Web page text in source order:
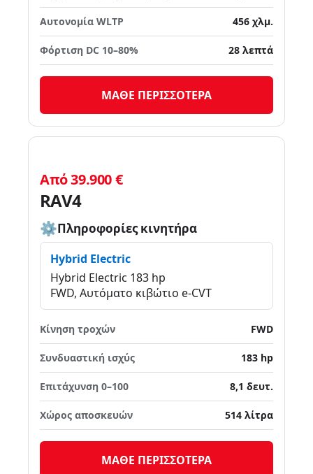
Αυτονομία WLTP 456 χλμ.
Φόρτιση DC 10–80% 28 λεπτά
ΜΑΘΕ ΠΕΡΙΣΣΟΤΕΡΑ
Από 39.900 €
RAV4
Πληροφορίες κινητήρα
Hybrid Electric
Hybrid Electric 183 hp
FWD, Αυτόματο κιβώτιο e-CVT
Κίνηση τροχών FWD
Συνδυαστική ισχύς 183 hp
Επιτάχυνση 0–100 8,1 δευτ.
Χώρος αποσκευών 514 λίτρα
ΜΑΘΕ ΠΕΡΙΣΣΟΤΕΡΑ